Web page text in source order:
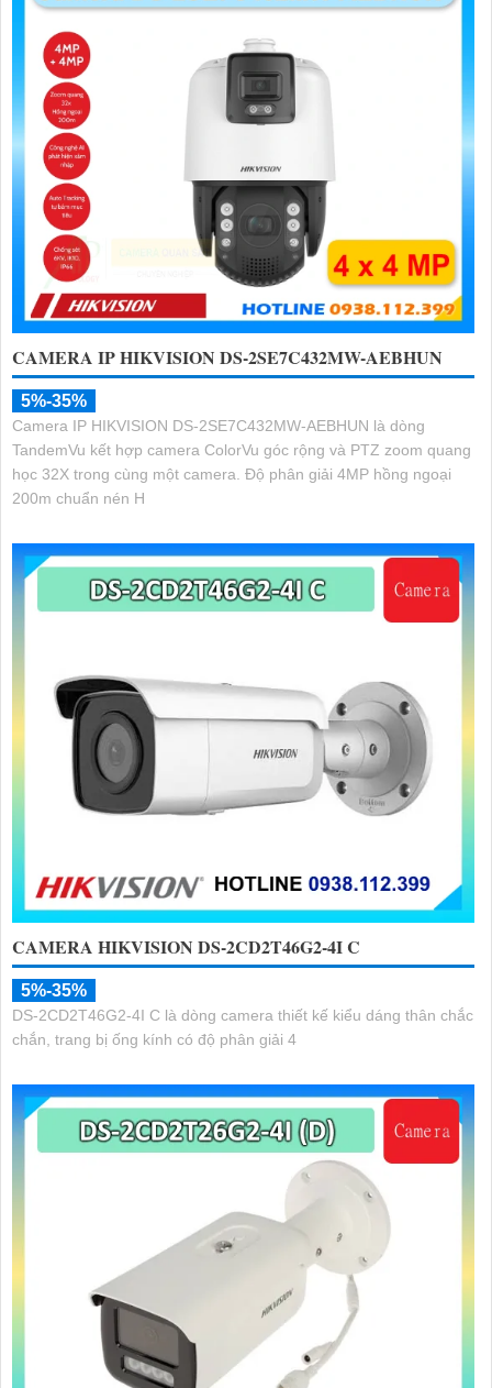
CAMERA IP HIKVISION DS-2SE7C432MW-AEBHUN
5%-35%
Camera IP HIKVISION DS-2SE7C432MW-AEBHUN là dòng
TandemVu kết hợp camera ColorVu góc rộng và PTZ zoom quang
học 32X trong cùng một camera. Độ phân giải 4MP hồng ngoại
200m chuẩn nén H
CAMERA HIKVISION DS-2CD2T46G2-4I C
5%-35%
DS-2CD2T46G2-4I C là dòng camera thiết kế kiểu dáng thân chắc
chắn, trang bị ống kính có độ phân giải 4